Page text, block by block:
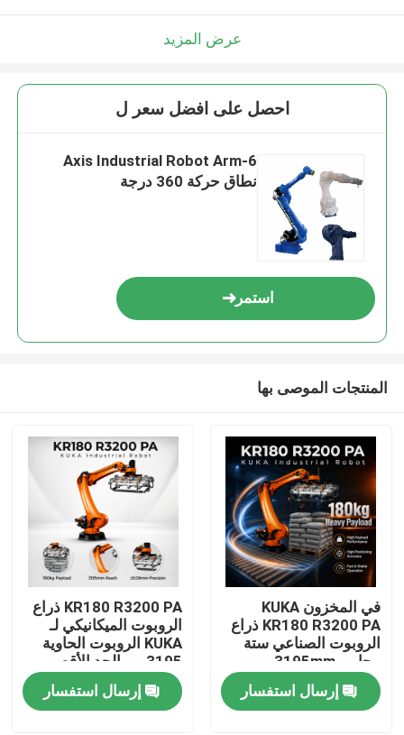
عرض المزيد
احصل على افضل سعر ل
6-Axis Industrial Robot Arm
نطاق حركة 360 درجة
استمر
المنتجات الموصى بها
في المخزون KUKA
KR180 R3200 PA ذراع
الروبوت الصناعي ستة
محاور، 3195mm
الوصول
إرسال استفسار
KR180 R3200 PA ذراع
الروبوت الميكانيكي لـ
KUKA الروبوت الحاوية
3195 مم الحد الأقصى
للوصول
إرسال استفسار